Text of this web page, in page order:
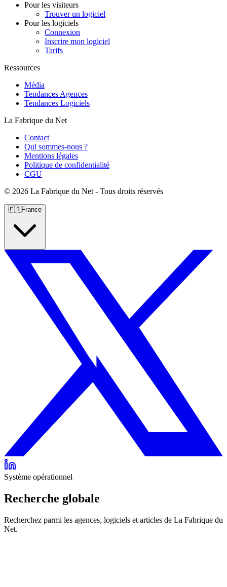
Pour les visiteurs
Trouver un logiciel
Pour les logiciels
Connexion
Inscrire mon logiciel
Tarifs
Ressources
Média
Tendances Agences
Tendances Logiciels
La Fabrique du Net
Contact
Qui sommes-nous ?
Mentions légales
Politique de confidentialité
CGU
© 2026 La Fabrique du Net - Tous droits réservés
🇫🇷France
Système opérationnel
Recherche globale
Recherchez parmi les agences, logiciels et articles de La Fabrique du
Net.